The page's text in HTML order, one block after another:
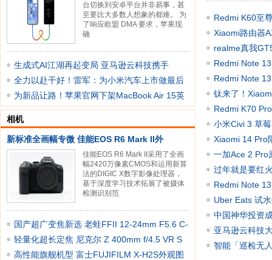
台切换到安卓平台并非易事，甚
至要比大多数人想象的都难。 为
了响应欧盟 DMA 要求，苹果现
确
生成式AI江湖再起变局 亚马逊云科技携手
Anthrop
全力以赴干好！雷军：为小米汽车上市做最后
冲刺为新品让路！苹果官网下架MacBook Air 15英
寸：
相机
新标准全画幅专微 佳能EOS R6 Mark II外
佳能EOS R6 Mark II采用了全画
幅2420万像素CMOS和运用新算
法的DIGIC X数字影像处理器，
基于深度学习技术拓展了被摄体
检测识别范
国产超广变焦新选 老蛙FFII 12-24mm F5.6 C-
Dre轻量化超长定焦 尼克尔 Z 400mm f/4.5 VR S
外观高性能旗舰机型 富士FUJIFILM X-H2S外观图
Redmi K60至
拥有Xiaomi路由器
realme真我
Redmi Note
Redmi Note
钛来了！
Redmi K70
小米Civi 3 草
Xiaomi 14 Pro
一加Ace 2 Pro
过年就是要红
Redmi Note
Uber Eats 试
共享，加
中国神华投资
亚马逊云科技
应用落地
智能「巡检无